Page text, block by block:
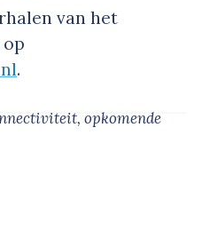
van het
.
opkomende